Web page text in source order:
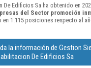
De Edificios Sa ha obtenido en
del Sector promoción
1.115 posiciones respecto al
la información de Gestion
De Edificios Sa